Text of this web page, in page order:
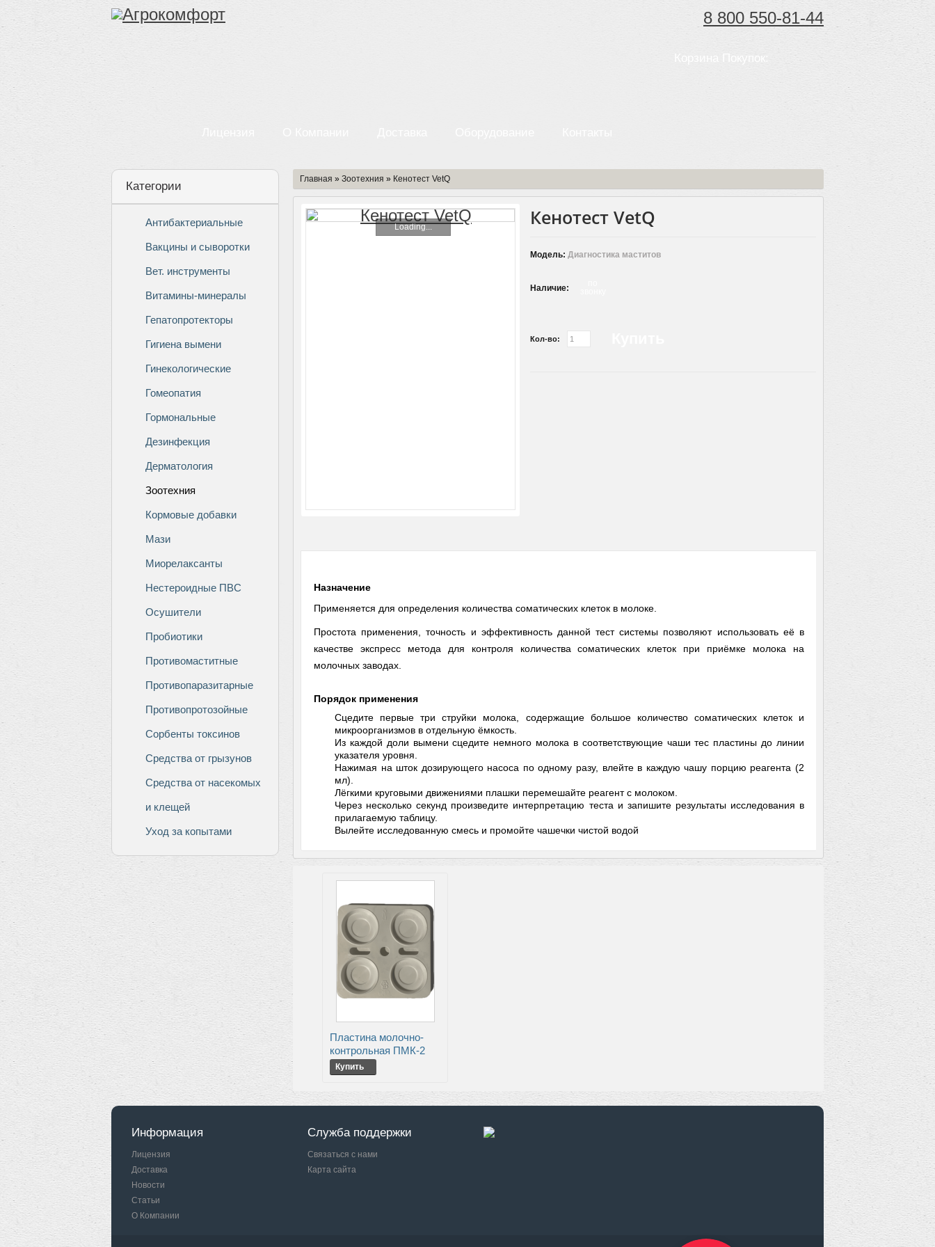
Корзина Покупок:
8 800 550-81-44
Категории
Антибактериальные
Вакцины и сыворотки
Вет. инструменты
Витамины-минералы
Гепатопротекторы
Гигиена вымени
Гинекологические
Гомеопатия
Гормональные
Дезинфекция
Дерматология
Зоотехния
Кормовые добавки
Мази
Миорелаксанты
Нестероидные ПВС
Осушители
Пробиотики
Противомаститные
Противопаразитарные
Противопротозойные
Сорбенты токсинов
Средства от грызунов
Средства от насекомых
и клещей
Уход за копытами
Главная » Зоотехния » Кенотест VetQ
Loading... Кенотест VetQ
Модель: Диагностика маститов
Наличие:
Кол-во:
Назначение
Применяется для определения количества соматических клеток в молоке.
Простота применения, точность и эффективность данной тест системы позволяют использовать её в
качестве экспресс метода для контроля количества соматических клеток при приёмке молока на
молочных заводах.
Порядок применения
Сцедите первые три струйки молока, содержащие большое количество соматических клеток и
микроорганизмов в отдельную ёмкость.
Из каждой доли вымени сцедите немного молока в соответствующие чаши тес пластины до линии
указателя уровня.
Нажимая на шток дозирующего насоса по одному разу, влейте в каждую чашу порцию реагента (2
мл).
Лёгкими круговыми движениями плашки перемешайте реагент с молоком.
Через несколько секунд произведите интерпретацию теста и запишите результаты исследования в
прилагаемую таблицу.
Вылейте исследованную смесь и промойте чашечки чистой водой
Пластина молочно-
контрольная ПМК-2
Купить
Информация
Лицензия
Доставка
Новости
Статьи
О Компании
Служба поддержки
Связаться с нами
Карта сайта